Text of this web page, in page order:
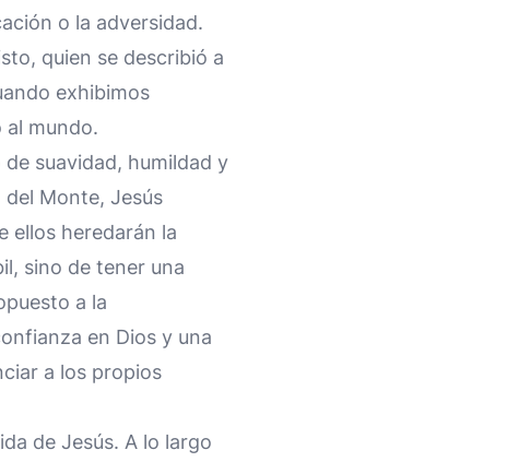
o la adversidad.
quien se describió a
exhibimos
al mundo.
suavidad, humildad y
del Monte, Jesús
ellos heredarán la
sino de tener una
a la
en Dios y una
a los propios
de Jesús. A lo largo